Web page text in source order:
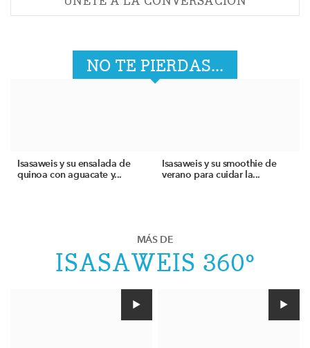
NO TE PIERDAS...
Isasaweis y su ensalada de
quinoa con aguacate y...
Isasaweis y su smoothie de
verano para cuidar la...
MÁS DE
ISASAWEIS 360º